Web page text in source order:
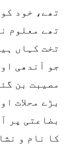
تھے، خود
تھے معلوم
تخت کہاں
جو آندھی
مصیبت بن
بڑے محلات
بضاعتی پر
کا نام و